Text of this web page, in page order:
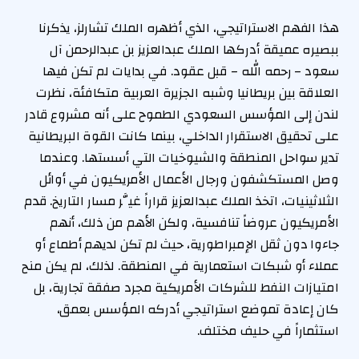
هذا الفهم الاستراتيجي، الذي أظهره الملك تشارلز، يذكرنا
ببصيره عميقة أدركها الملك عبدالعزيز بن عبدالرحمن آل
سعود – رحمه الله – قبل عقود. في بدايات لم تكن فيها
العلاقة بين بريطانيا وشبه الجزيرة العربية متكافئة، نظرت
لندن إلى المؤسس السعودي الطموح على أنه مشروع قادر
على تحقيق الاستقرار الداخلي، بينما كانت القوة البريطانية
تدير سواحل المنطقة والشيوخيات التي أسستها. وعندما
وصل المستكشفون ورجال الأعمال الأمريكيون في أوائل
الثلاثينيات، اتخذ الملك عبدالعزيز قراراً غيَّر مسار التاريخ. قدم
الأمريكيون عروضاً تنافسية، ولكن الأهم من ذلك، أنهم
جاءوا دون ثقل الإمبراطورية، حيث لم تكن لديهم أطماع أو
عملاء أو شبكات استعمارية في المنطقة. لذلك، لم يكن منح
امتيازات النفط للشركات الأمريكية مجرد صفقة تجارية، بل
كان إعادة تموضع استراتيجي أدركه المؤسس بعمق،
استثماراً في حليف مختلف.